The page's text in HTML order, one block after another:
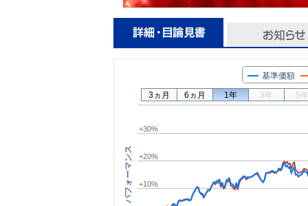
パフォーマンス
基準価額
+10%
+20%
+30%
3ヵ月 6ヵ月 1年 3年 5年